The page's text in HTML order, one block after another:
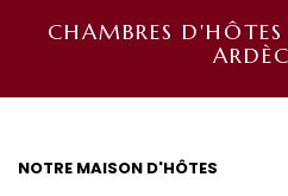
CHAMBRES
NOTRE MAISON D'HÔTES